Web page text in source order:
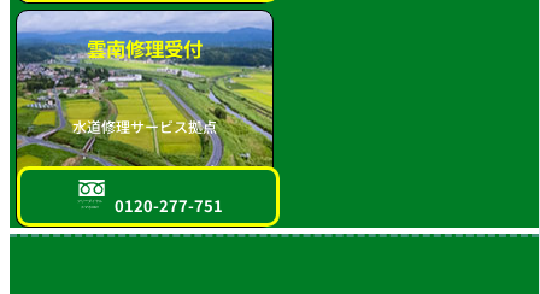
雲南修理受付
水道修理サービス拠点
フリーダイヤル
スマホOK!! 0120-277-751